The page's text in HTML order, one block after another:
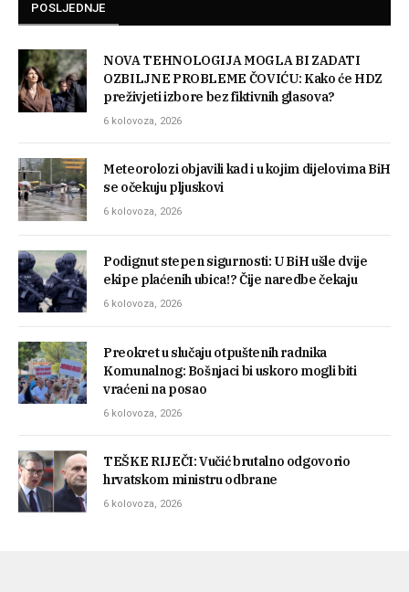
POSLJEDNJE
NOVA TEHNOLOGIJA MOGLA BI ZADATI
OZBILJNE PROBLEME ČOVIĆU: Kako će HDZ
preživjeti izbore bez fiktivnih glasova?
6 kolovoza, 2026
Meteorolozi objavili kad i u kojim dijelovima BiH
se očekuju pljuskovi
6 kolovoza, 2026
Podignut stepen sigurnosti: U BiH ušle dvije
ekipe plaćenih ubica!? Čije naredbe čekaju
6 kolovoza, 2026
Preokret u slučaju otpuštenih radnika
Komunalnog: Bošnjaci bi uskoro mogli biti
vraćeni na posao
6 kolovoza, 2026
TEŠKE RIJEČI: Vučić brutalno odgovorio
hrvatskom ministru odbrane
6 kolovoza, 2026